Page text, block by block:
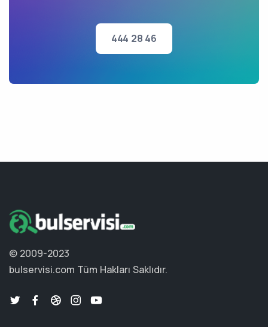
444 28 46
© 2009-2023
bulservisi.com Tüm Hakları Saklıdır.